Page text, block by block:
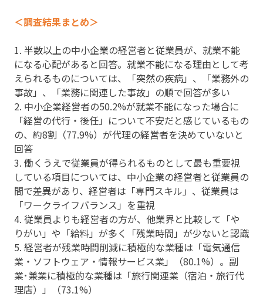
＜調査結果まとめ＞
1. 半数以上の中小企業の経営者と従業員が、就業不能
になる心配があると回答。就業不能になる理由として考
えられるものについては、「突然の疾病」、「業務外の
事故」、「業務に関連した事故」の順で回答が多い
2. 中小企業経営者の50.2%が就業不能になった場合に
「経営の代行・後任」について不安だと感じているもの
の、約8割（77.9%）が代理の経営者を決めていないと
回答
3. 働くうえで従業員が得られるものとして最も重要視
している項目については、中小企業の経営者と従業員の
間で差異があり、経営者は「専門スキル」、従業員は
「ワークライフバランス」を重視
4. 従業員よりも経営者の方が、他業界と比較して「や
りがい」や「給料」が多く「残業時間」が少ないと認識
5. 経営者が残業時間削減に積極的な業種は「電気通信
業・ソフトウェア・情報サービス業」（80.1%）。副
業･兼業に積極的な業種は「旅行関連業（宿泊・旅行代
理店）」（73.1%）